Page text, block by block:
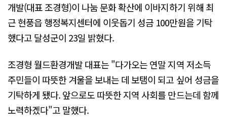
개발(대표 조경형)이 나눔 문화 확산에 이바지하기 위해 최
근 현풍읍 행정복지센터에 이웃돕기 성금 100만원을 기탁
했다고 달성군이 23일 밝혔다.
조경형 월드환경개발 대표는 "다가오는 연말 지역 저소득
주민들이 따뜻한 겨울을 보내는 데 보탬이 되고 싶어 성금을
기탁하게 됐다. 앞으로도 따뜻한 지역 사회를 만드는데 함께
노력하겠다"고 말했다.